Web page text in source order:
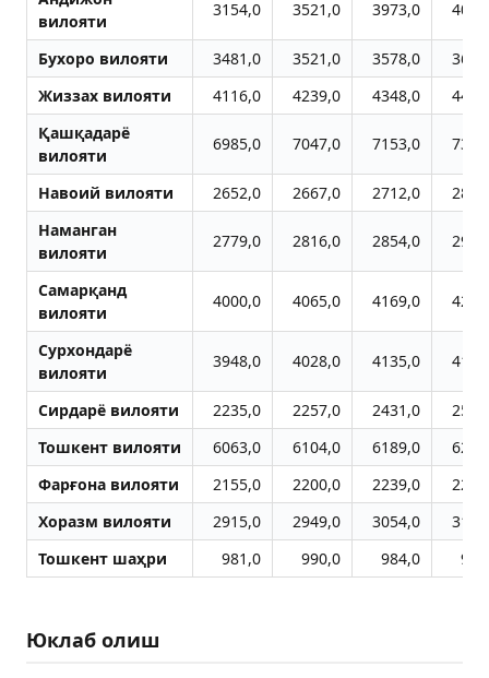
вилояти
3154,0 3521,0 3973,0
Бухоро вилояти 3481,0 3521,0 3578,0
Жиззах вилояти
4116,0 4239,0 4348,0
Қашқадарё
вилояти
6985,0 7047,0 7153,0
Навоий вилояти 2652,0 2667,0 2712,0
Наманган
вилояти
2779,0 2816,0 2854,0
Самарқанд
вилояти
4000,0 4065,0 4169,0
Сурхондарё
вилояти
3948,0 4028,0 4135,0
Сирдарё вилояти 2235,0 2257,0 2431,0
Тошкент вилояти
6063,0 6104,0 6189,0
Фарғона вилояти
2155,0 2200,0 2239,0
Хоразм вилояти
2915,0 2949,0 3054,0
Тошкент шаҳри
981,0 990,0 984,0
Юклаб олиш